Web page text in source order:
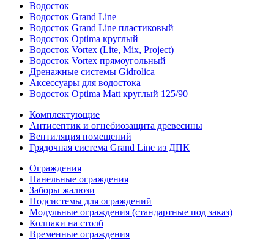
Водосток
Водосток Grand Line
Водосток Grand Line пластиковый
Водосток Optima круглый
Водосток Vortex (Lite, Mix, Project)
Водосток Vortex прямоугольный
Дренажные системы Gidrolica
Аксессуары для водостока
Водосток Optima Matt круглый 125/90
Комплектующие
Антисептик и огнебиозащита древесины
Вентиляция помещений
Грядочная система Grand Line из ДПК
Ограждения
Панельные ограждения
Заборы жалюзи
Подсистемы для ограждений
Модульные ограждения (стандартные под заказ)
Колпаки на столб
Временные ограждения